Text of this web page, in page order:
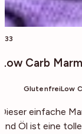
933
Low Carb
GlutenfreiLow
Dieser einfache
und Öl ist eine